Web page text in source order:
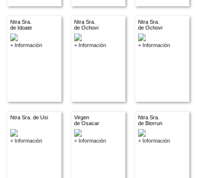
Ntra Sra.
de Idoate
+ Información
Ntra Sra.
de Ochovi
+ Información
Ntra Sra.
de Ochovi
+ Información
Ntra Sra. de Usi
+ Información
Virgen
de Osacar
+ Información
Ntra Sra.
de Biorrun
+ Información